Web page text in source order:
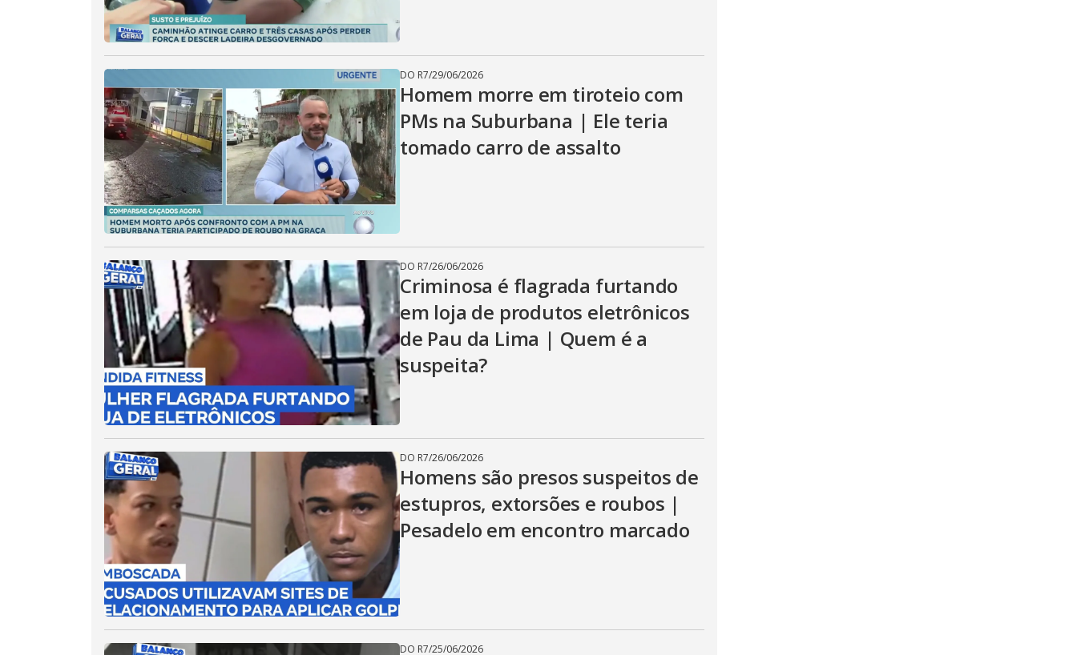
DO R7/29/06/2026
Homem morre em tiroteio com
PMs na Suburbana | Ele teria
tomado carro de assalto
DO R7/26/06/2026
Criminosa é flagrada furtando
em loja de produtos eletrônicos
de Pau da Lima | Quem é a
suspeita?
DO R7/26/06/2026
Homens são presos suspeitos de
estupros, extorsões e roubos |
Pesadelo em encontro marcado
DO R7/25/06/2026